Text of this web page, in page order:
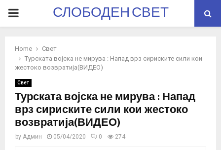
PRIMARYСЛОБОДЕН СВЕТ
Home
Свет
Турската војска не мирува : Напад врз сириските сили кои
жестоко возвратија(ВИДЕО)
Свет
Турската војска не мирува : Напад
врз сириските сили кои жестоко
возвратија(ВИДЕО)
by Админ 05/04/2020 0 274